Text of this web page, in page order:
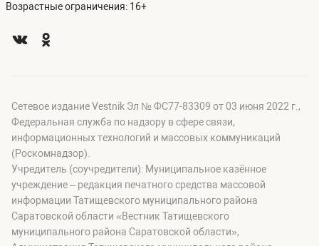
Возрастные ограничения: 16+
Сетевое издание Vestnik Эл № ФС77-83309 от 03 июня 2022 г.,
Федеральная служба по надзору в сфере связи,
информационных технологий и массовых коммуникаций
(Роскомнадзор).
Учредитель (соучредители): Муниципальное казённое
учреждение – редакция печатного средства массовой
информации Татищевского муниципального района
Саратовской области «Вестник Татищевского
муниципального района Саратовской области»,